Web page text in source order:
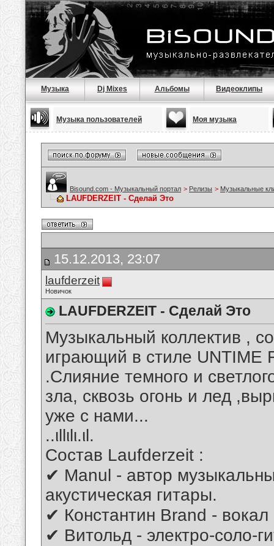
Музыка Dj Mixes Альбомы Видеоклипы
Музыка пользователей Моя музыка
Bisound.com - Музыкальный портал > Релизы > Музыкальные
LAUFDERZEIT - Сделай Это
15.12.2013, 23:07
laufderzeit
Новичок
LAUFDERZEIT - Сделай Это
Музыкальный коллектив ,
играющий в стиле UNTIME
.Слияние темного и
зла, сквозь огонь и лед
уже с нами...
..ιllιlι.ιl.
Состав Laufderzeit :
✔ Manul - автор
акустическая гитары.
✔ Константин Brand - вокал
✔ Витольд - электро-соло-